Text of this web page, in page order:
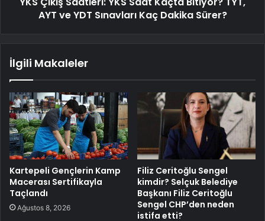
AYT ve YDT Sınavları Kaç Dakika Sürer?
İlgili Makaleler
Kartepeli Gençlerin Kamp
Macerası Sertifikayla
Taçlandı
Ağustos 8, 2026
Filiz Ceritoğlu Sengel
kimdir? Selçuk Belediye
Başkanı Filiz Ceritoğlu
Sengel CHP’den neden
istifa etti?